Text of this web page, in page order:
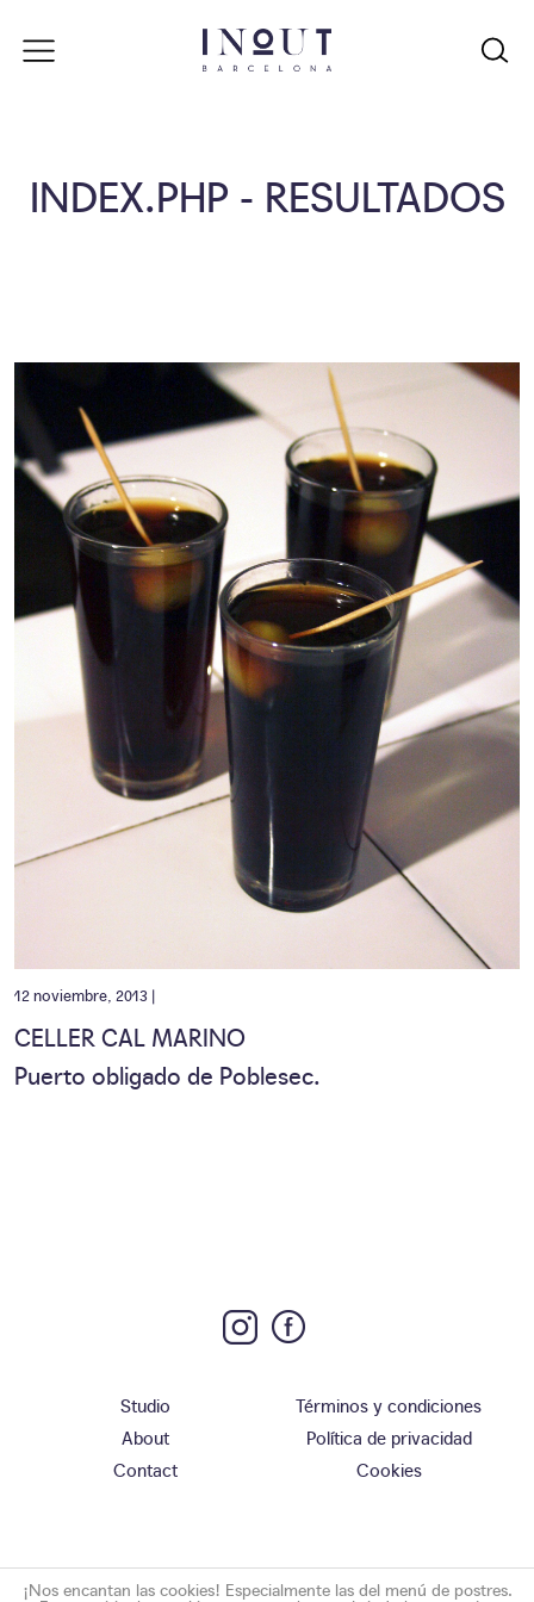
INDEX.PHP - RESULTADOS
12 noviembre, 2013 |
CELLER CAL MARINO
Puerto obligado de Poblesec.
Studio
About
Contact
Términos y condiciones
Política de privacidad
Cookies
¡Nos encantan las cookies! Especialmente las del menú de postres.